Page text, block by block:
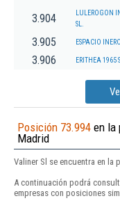
3.904
LULEROGON
SL.
3.905 ESPACIO
3.906 ERITHEA 1965 SL
Posición 73.994 en la
Madrid
Valiner Sl se encuentra en la
A continuación podrá
empresas con posiciones